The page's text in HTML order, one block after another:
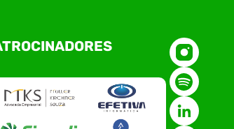
por meio do NIAVI – Núcleo
Informação do Alto Vale do
reunindo empresas de
para uma noite de
estratégico e
novas iniciativas para o setor.